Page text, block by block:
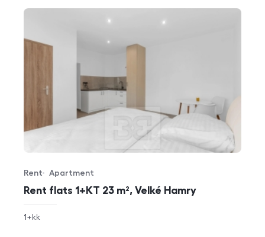
Rent flats 1+KT 23 m², Velké Hamry
Offer type
Rent
Property type
Apartment
rozměry
1+kk